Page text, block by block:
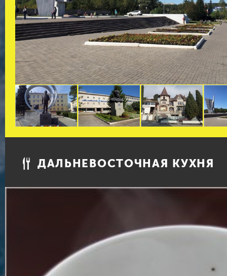
ДАЛЬНЕВОСТОЧНАЯ КУХНЯ